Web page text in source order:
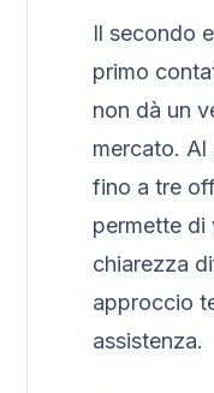
Il secondo
primo
non dà un
mercato.
fino a tre
permette di
chiarezza
approccio
assistenza.